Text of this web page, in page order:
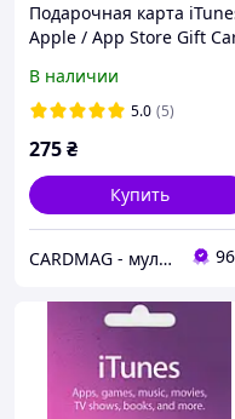
Подарочная карта
Apple / App Store Gift
регион
В наличии
5.0 (5)
275₴
Купить
CARDMAG - мультивалютный платежный сервис